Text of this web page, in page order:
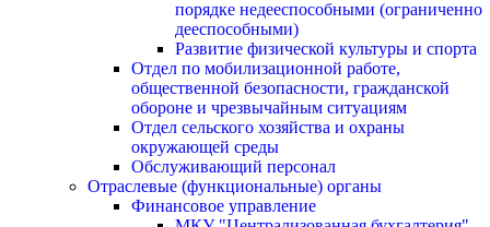
порядке недееспособными (ограниченно
дееспособными)
Развитие физической культуры и спорта
Отдел по мобилизационной работе,
общественной безопасности, гражданской
оборонe и чрезвычайным ситуациям
Отдел сельского хозяйства и охраны
окружающей среды
Обслуживающий персонал
Отраслевые (функциональные) органы
Финансовое управление